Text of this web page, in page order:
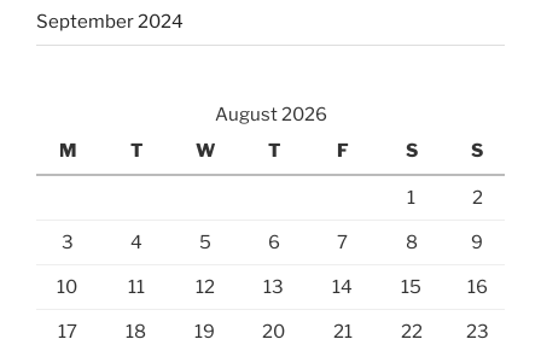
September 2024
August 2026
M
T W T F S S
1 2
3 4 5 6 7 8 9
10 11 12 13 14 15 16
17 18 19 20 21 22 23